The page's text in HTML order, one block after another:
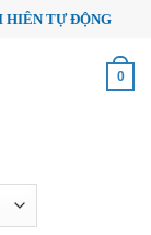
HIÊN TỰ ĐỘNG
0